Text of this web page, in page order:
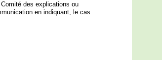
des explications ou
en indiquant, le cas